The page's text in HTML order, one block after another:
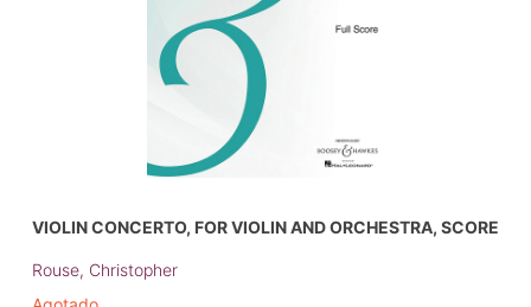
VIOLIN CONCERTO, FOR VIOLIN AND ORCHESTRA, SCORE
Rouse, Christopher